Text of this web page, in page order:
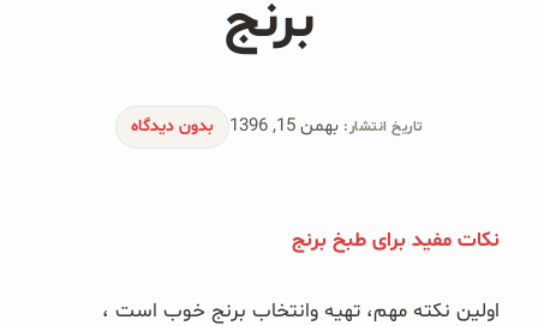
شیرین کننده های طبیعی
کینوا
ترشی و شور
برنج
تاریخ انتشار: بهمن 15, 1396 بدون دیدگاه
نکات مفید برای طبخ برنج
اولین نکته مهم، تهیه وانتخاب برنج خوب است ،